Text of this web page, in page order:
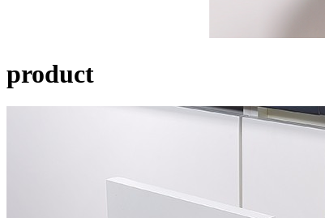
product